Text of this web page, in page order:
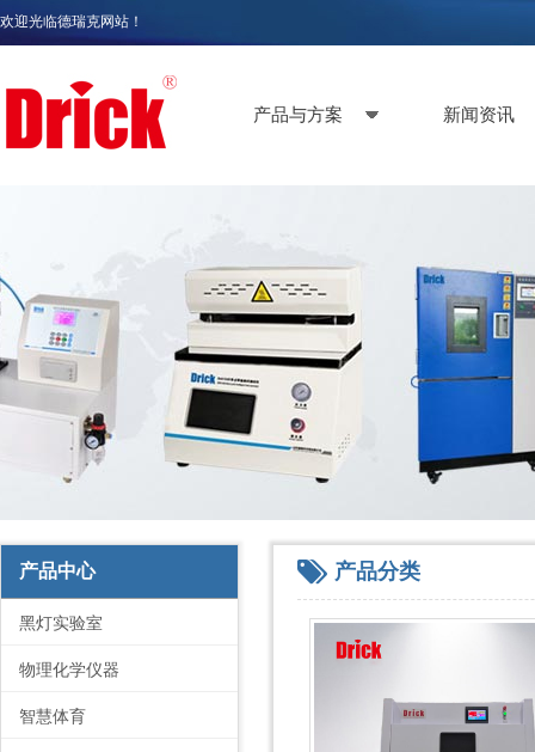
欢迎光临德瑞克网站！
产品与方案 新闻资讯
产品中心
黑灯实验室
物理化学仪器
智慧体育
产品分类